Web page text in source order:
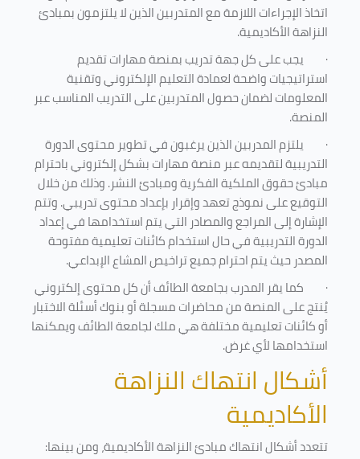
اتخاذ الإجراءات اللازمة مع المتدربين الذين لا يلتزمون بمبادئ
النزاهة الأكاديمية.
· يجب على كل جهة تدريب بمنصة مهارات تقديم
استراتيجيات واضحة لعمادة التعليم الإلكتروني وتقنية
المعلومات لضمان حصول المتدربين على التدريب المناسب عبر
المنصة.
· يلتزم المدربين الذين يرغبون في تطوير محتوى الدورة
التدريبية لتقديمه عبر منصة مهارات بشكل إلكتروني باحترام
مبادئ حقوق الملكية الفكرية ومبادئ النشر. وذلك من خلال
التوقيع على نموذج تعهد وإقرار بإعداد محتوى تدريبي. وتتم
الإشارة إلى المراجع والمصادر التي يتم استخدامها في إعداد
الدورة التدريبية في حال استخدام كائنات تعليمية مفتوحة
المصدر حيث يتم احترام جميع تراخيص المشاع الإبداعي.
· كما يقر المدرب بجامعة الطائف أن كل محتوى إلكتروني
يُنتج على المنصة من محاضرات مسجلة أو بنوك أسئلة الاختبار
أو كائنات تعليمية مختلفة هي ملك لجامعة الطائف ويمكنها
استخدامها لأي غرض.
أشكال انتهاك النزاهة
الأكاديمية
تتعدد أشكال انتهاك مبادئ النزاهة الأكاديمية، ومن بينها: